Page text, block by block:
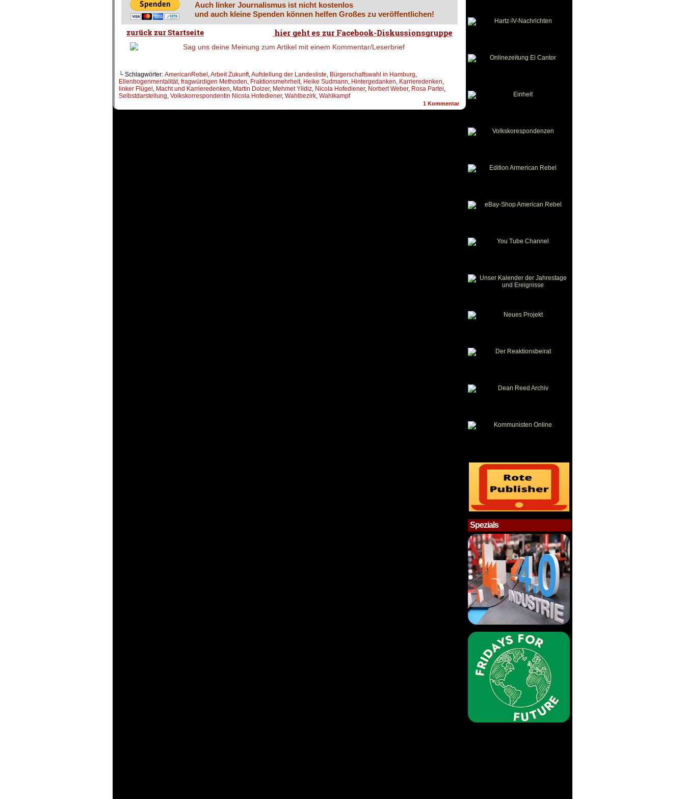
Auch linker Journalismus ist nicht kostenlos
und auch kleine Spenden können helfen Großes zu veröffentlichen!
└ Schlagwörter: AmericanRebel ,Arbeit Zukunft,Aufstellung der Landesliste, Bürgerschaftswahl in Hamburg,
Ellenbogenmentalität, fragwürdigen Methoden, Fraktionsmehrheit, Heike Sudmann, Hintergedanken, Karrieredenken,
linker Flügel , Macht und Karrieredenken, Martin Dolzer, Mehmet Yildiz, Nicola Hofediener, Norbert Weber, Rosa Partei,
Selbstdarstellung, Volkskorrespondentin Nicola Hofediener, Wahlbezirk, Wahlkampf
1 Kommentar
Spezials